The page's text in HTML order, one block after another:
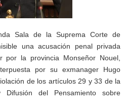
Sala de la Suprema Corte de
una acusación penal privada
por la provincia Monseñor Nouel,
por su exmanager Hugo
de los artículos 29 y 33 de la
del Pensamiento sobre